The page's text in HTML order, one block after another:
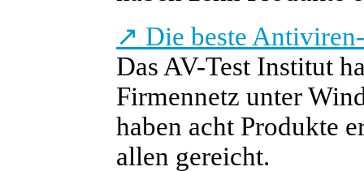
↗ Die beste
Das AV-Test Institut
Firmennetz unter
haben acht Produkte
allen gereicht.